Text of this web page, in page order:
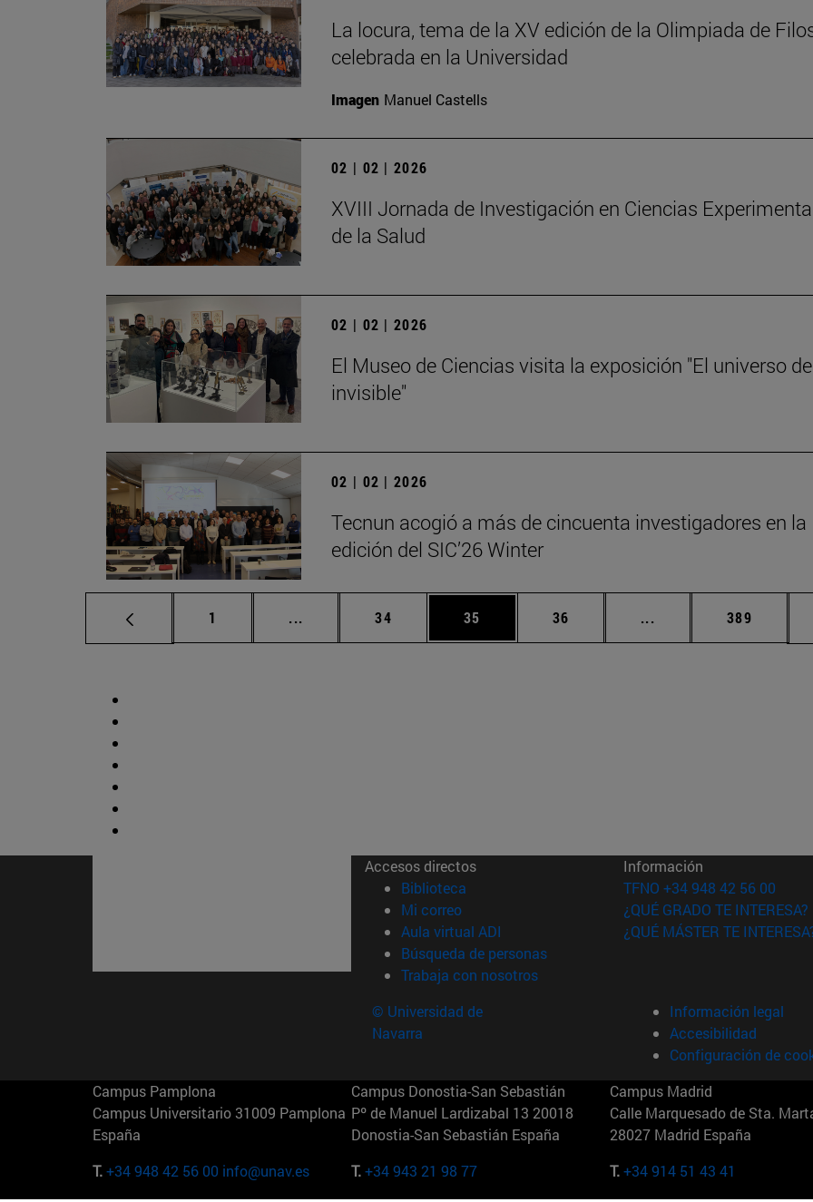
La locura, tema de la XV edición de la Olimpiada de
celebrada en la Universidad
Imagen Manuel Castells
02 | 02 | 2026
XVIII Jornada de Investigación en Ciencias
de la Salud
02 | 02 | 2026
El Museo de Ciencias visita la exposición "El universo
invisible"
02 | 02 | 2026
Tecnun acogió a más de cincuenta investigadores en la
edición del SIC’26 Winter
Página
1 ... Páginas intermedias Use TAB para desplazarse.
Página
34 Página
35 Página
36 ... Páginas intermedias
Página
389
Accesos directos
Biblioteca (abre en nueva ventana)
Mi correo(abre en nueva ventana)
Aula virtual ADI (abre en nueva ventana)
Búsqueda de personas(abre en nueva ventana)
Trabaja con nosotros(abre en nueva ventana)
Información
TFNO +34 948 42 56 00
¿QUÉ GRADO TE INTERESA?
¿QUÉ MÁSTER TE
© Universidad de
Navarra
Información legal
Accesibilidad
Configuración de
Campus Pamplona
Campus Universitario 31009 Pamplona
España
T.+34 948 42 56 00 info@unav.es
Campus Donostia-San Sebastián
Pº de Manuel Lardizabal 13 20018
Donostia-San Sebastián España
T.+34 943 21 98 77
Campus Madrid
Calle Marquesado de Sta.
28027 Madrid España
T.+34 914 51 43 41